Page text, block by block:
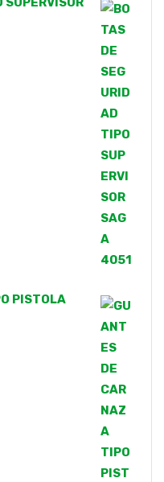
PISTOLA